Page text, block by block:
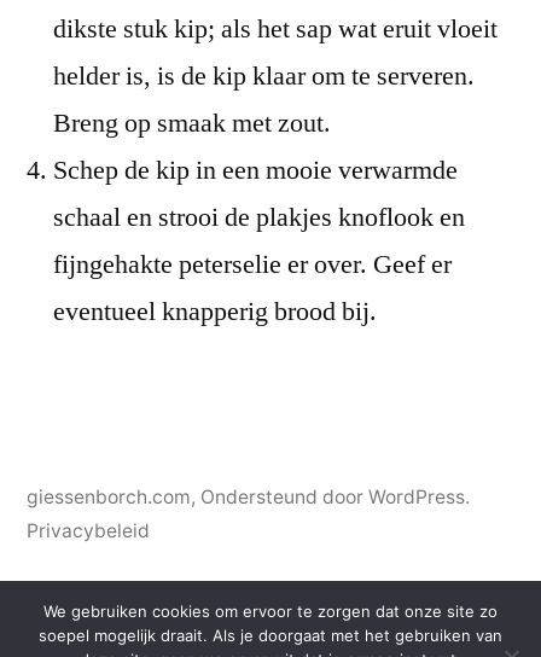
dikste stuk kip; als het sap wat eruit vloeit
helder is, is de kip klaar om te serveren.
Breng op smaak met zout.
Schep de kip in een mooie verwarmde
schaal en strooi de plakjes knoflook en
fijngehakte peterselie er over. Geef er
eventueel knapperig brood bij.
giessenborch.com, Ondersteund door WordPress.
Privacybeleid
We gebruiken cookies om ervoor te zorgen dat onze site zo
soepel mogelijk draait. Als je doorgaat met het gebruiken van